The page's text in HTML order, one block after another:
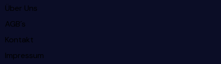
Über Uns
AGB´s
Kontakt
Impressum